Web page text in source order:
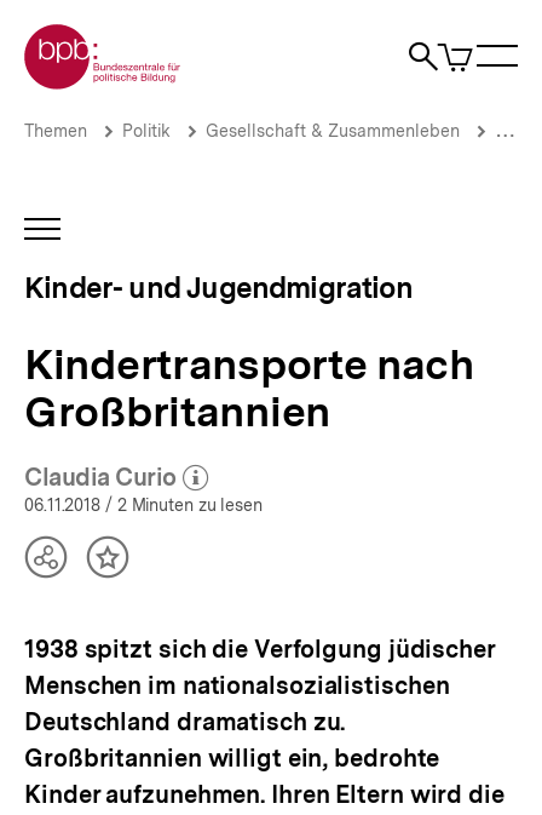
zum
Seiteninhalt
springen
Zur Startseite der bpb
Suche
Artikel
im
Kindertransporte
Kinder-
und
Jugendmigration
Brotkrümelnavigation
Pfadnavigation
Themen Politik Gesellschaft & Zusammenleben
INHALTSNAVIGATION
Kinder- und Jugendmigration
Kindertransporte nach
Großbritannien
Claudia Curio
(Mehr zum Autor)
öffnen
06.11.2018 / 2 Minuten zu lesen
TeilenInhalt
1938 spitzt sich die Verfolgung jüdischer
Menschen im nationalsozialistischen
Deutschland dramatisch zu.
Großbritannien willigt ein, bedrohte
Kinder aufzunehmen. Ihren Eltern wird die